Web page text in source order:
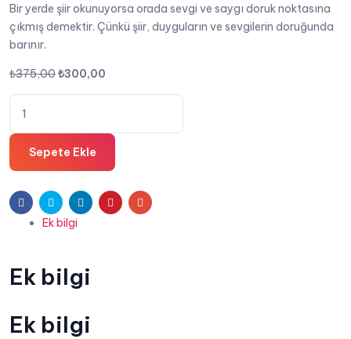
Bir yerde şiir okunuyorsa orada sevgi ve saygı doruk noktasına
çıkmış demektir. Çünkü şiir, duyguların ve sevgilerin doruğunda
barınır.
₺375,00Orijinal
fiyat:
₺300,00
andaki
Dizelerin
Sesi
-
Telden
Şiirler
-
Tahsin
Sepete Ekle
FacebookTwitter LinkedinPinterestE-
Ek bilgi
Ek bilgi
Ek bilgi